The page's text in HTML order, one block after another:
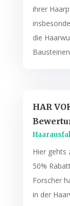
ihrer
die
HAR
Hier gehts
50%
Forscher
in der